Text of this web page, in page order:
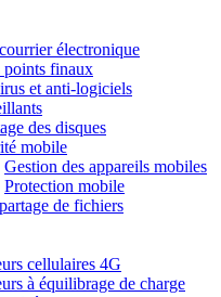
électronique
points finaux
et anti-logiciels
des disques
mobile
Gestion des appareils mobiles
Protection mobile
de fichiers
cellulaires 4G
à équilibrage de charge